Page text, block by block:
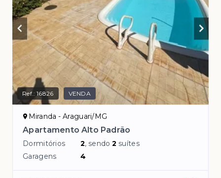
Ref.:16826 VENDA
Miranda - Araguari/MG
Apartamento Alto Padrão
Dormitórios 2, sendo2 suítes
Garagens
4